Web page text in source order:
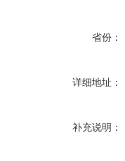
省份：
详细地址：
补充说明：